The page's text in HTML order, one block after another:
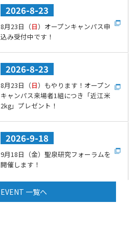
2026-8-23
8月23日（日）オープンキャンパス申
込み受付中です！
2026-8-23
8月23日（日）もやります！オープン
キャンパス来場者1組につき「近江米
2kg」プレゼント！
2026-9-18
9月18日（金）聖泉研究フォーラムを
開催します！
EVENT 一覧へ